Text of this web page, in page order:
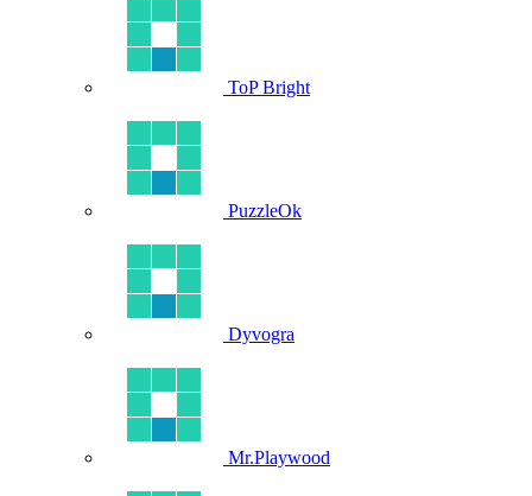
ToP Bright
PuzzleOk
Dyvogra
Mr.Playwood